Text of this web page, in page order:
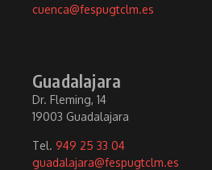
cuenca@fespugtclm.es
Guadalajara
Dr. Fleming, 14
19003 Guadalajara
Tel. 949 25 33 04
guadalajara@fespugtclm.es